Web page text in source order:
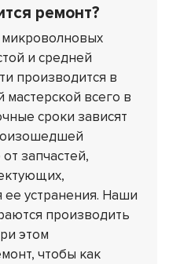
ремонт?
и средней
производится в
всего в
сроки зависят
запчастей,
ее устранения. Наши
производить
этом
чтобы как